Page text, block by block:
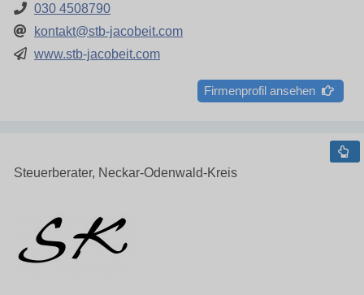
030 4508790
kontakt@stb-jacobeit.com
www.stb-jacobeit.com
Firmenprofil ansehen
Steuerberater, Neckar-Odenwald-Kreis